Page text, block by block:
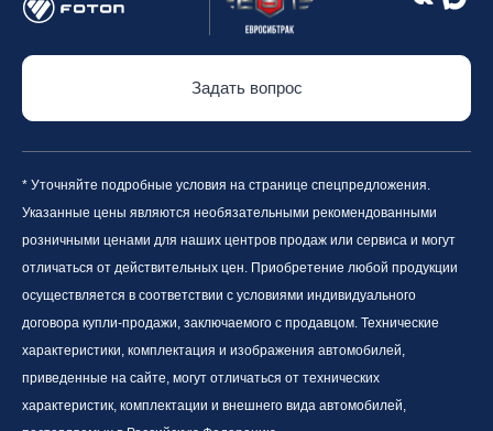
Задать вопрос
* Уточняйте подробные условия на странице спецпредложения.
Указанные цены являются необязательными рекомендованными
розничными ценами для наших центров продаж или сервиса и могут
отличаться от действительных цен. Приобретение любой продукции
осуществляется в соответствии с условиями индивидуального
договора купли-продажи, заключаемого с продавцом. Технические
характеристики, комплектация и изображения автомобилей,
приведенные на сайте, могут отличаться от технических
характеристик, комплектации и внешнего вида автомобилей,